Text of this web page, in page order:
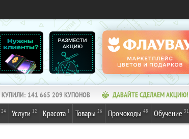
КУПИЛИ: 141 665 209 КУПОНОВ ДАВАЙТЕ СДЕЛАЕМ АКЦИЮ!
24 Услуги 12 Красота 1 Товары 26 Промокоды 48 Обучение 31